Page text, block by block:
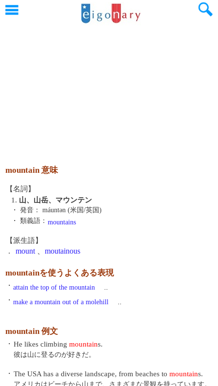
mountain 意味
【名詞】
1. 山、山岳、マウンテン
・ 発音：
máuntən (米国/英国)
・ 類義語： mountains
【派生語】
. mount moutainous
mountainを使うよくある表現
・ attain the top of the mountain
..
・ make a mountain out of a molehill ..
mountain 例文
・ He likes climbing mountains.
彼は山に登るのが好きだ。
・ The USA has a diverse landscape, from beaches to mountains.
アメリカはビーチから山まで、さまざまな景観を持っています。